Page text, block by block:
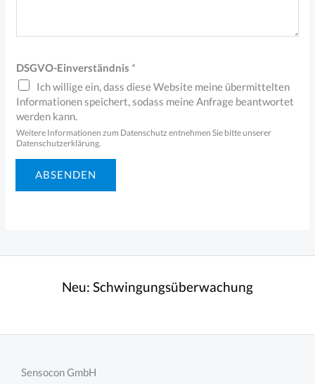
E
-
a
DSGVO-Einverständnis *
Ich willige ein, dass diese Website meine übermittelten
Informationen speichert, sodass meine Anfrage beantwortet
werden kann.
Weitere Informationen zum Datenschutz entnehmen Sie bitte unserer
Datenschutzerklärung.
ABSENDEN
Neu: Schwingungsüberwachung
Sensocon GmbH